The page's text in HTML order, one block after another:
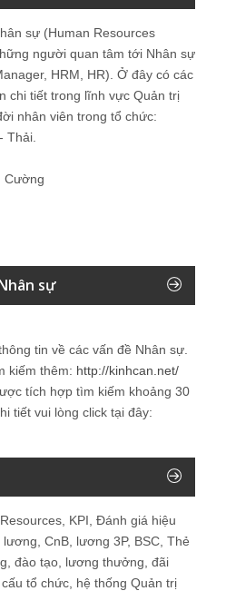
sự (Human Resources
người quan tâm tới Nhân sự
HRM, HR). Ở đây có các
chi tiết trong lĩnh vực Quản trị
nhân viên trong tổ chức:
Thải.
Cường
sự
tin về các vấn đề Nhân sự
kiếm thêm: http://kinhcan.net/
tích hợp tìm kiếm khoảng 30
tiết vui lòng click tại đây:
KPI, Đánh giá hiệu
CnB, lương 3P, BSC, Thẻ
đào tạo, lương thưởng, đãi
tổ chức, hệ thống Quản trị